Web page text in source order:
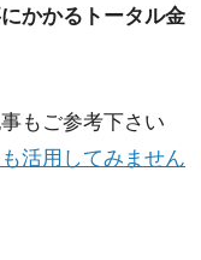
かかるトータル金
もご参考下さい
活用してみません